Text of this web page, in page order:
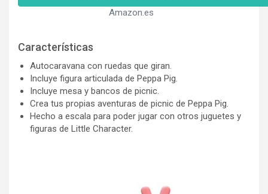
Amazon.es
Características
Autocaravana con ruedas que giran.
Incluye figura articulada de Peppa Pig.
Incluye mesa y bancos de picnic.
Crea tus propias aventuras de picnic de Peppa Pig.
Hecho a escala para poder jugar con otros juguetes y
figuras de Little Character.